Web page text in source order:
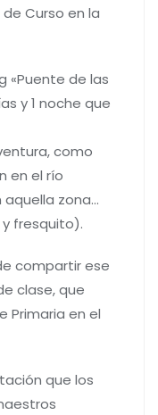
Curso en la
«Puente de las
y 1 noche que
como
en el río
aquella zona…
fresquito).
compartir ese
clase, que
Primaria en el
que los